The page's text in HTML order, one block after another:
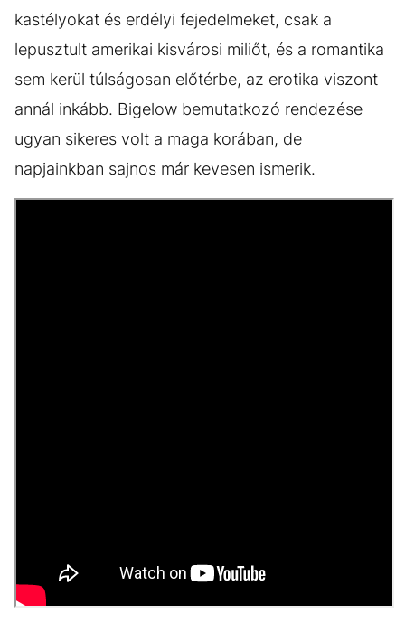
kastélyokat és erdélyi fejedelmeket, csak a
lepusztult amerikai kisvárosi miliőt, és a romantika
sem kerül túlságosan előtérbe, az erotika viszont
annál inkább. Bigelow bemutatkozó rendezése
ugyan sikeres volt a maga korában, de
napjainkban sajnos már kevesen ismerik.